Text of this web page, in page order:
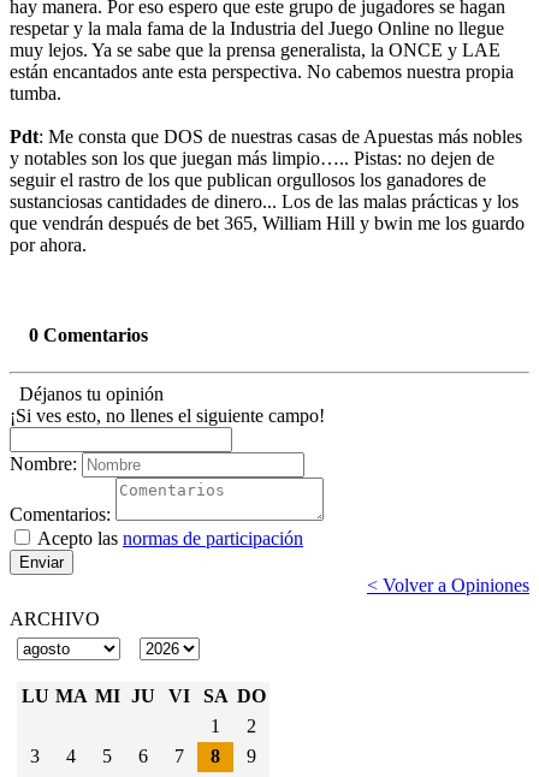
hay manera. Por eso espero que este grupo de jugadores se hagan
respetar y la mala fama de la Industria del Juego Online no llegue
muy lejos. Ya se sabe que la prensa generalista, la ONCE y LAE
están encantados ante esta perspectiva. No cabemos nuestra propia
tumba.
Pdt: Me consta que DOS de nuestras casas de Apuestas más nobles
y notables son los que juegan más limpio….. Pistas: no dejen de
seguir el rastro de los que publican orgullosos los ganadores de
sustanciosas cantidades de dinero... Los de las malas prácticas y los
que vendrán después de bet 365, William Hill y bwin me los guardo
por ahora.
0 Comentarios
Déjanos tu opinión
¡Si ves esto, no llenes el siguiente campo!
Nombre:
Comentarios:
Acepto las normas de participación
Enviar
< Volver a Opiniones
ARCHIVO
LU MA MI JU VI SA DO
1
2
3
4 5 6 7 8
9